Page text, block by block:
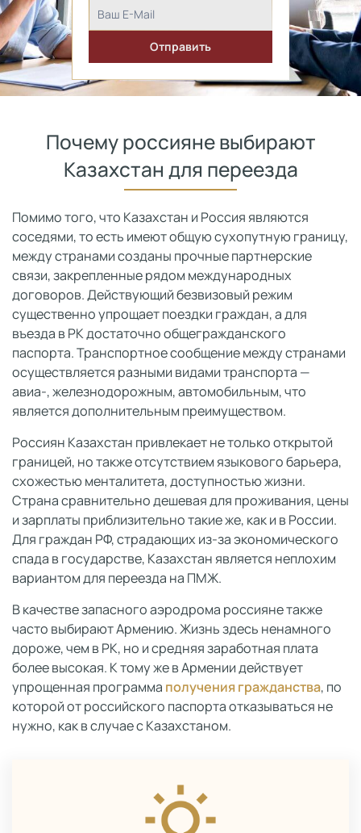
Почему россияне выбирают
Казахстан для переезда
Помимо того, что Казахстан и Россия являются
соседями, то есть имеют общую сухопутную границу,
между странами созданы прочные партнерские
связи, закрепленные рядом международных
договоров. Действующий безвизовый режим
существенно упрощает поездки граждан, а для
въезда в РК достаточно общегражданского
паспорта. Транспортное сообщение между странами
осуществляется разными видами транспорта —
авиа-, железнодорожным, автомобильным, что
является дополнительным преимуществом.
Россиян Казахстан привлекает не только открытой
границей, но также отсутствием языкового барьера,
схожестью менталитета, доступностью жизни.
Страна сравнительно дешевая для проживания, цены
и зарплаты приблизительно такие же, как и в России.
Для граждан РФ, страдающих из-за экономического
спада в государстве, Казахстан является неплохим
вариантом для переезда на ПМЖ.
В качестве запасного аэродрома россияне также
часто выбирают Армению. Жизнь здесь ненамного
дороже, чем в РК, но и средняя заработная плата
более высокая. К тому же в Армении действует
упрощенная программа получения гражданства, по
которой от российского паспорта отказываться не
нужно, как в случае с Казахстаном.